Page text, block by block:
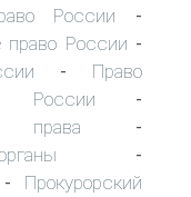
России -
право России -
- Право
России -
права -
-
- Прокурорский